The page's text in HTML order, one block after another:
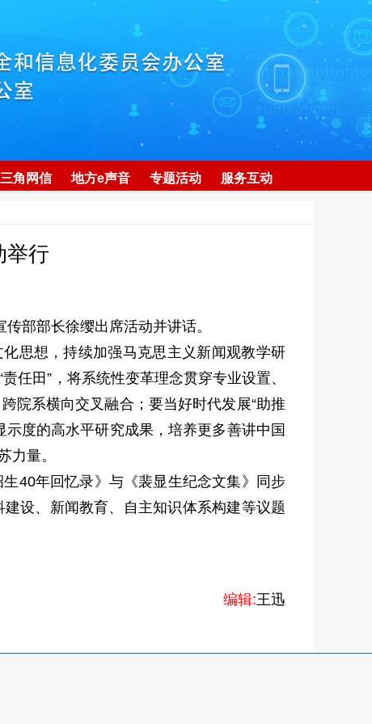
角网信 地方e声音 专题活动 服务互动
举行
部部长徐缨出席活动并讲话。
思想，持续加强马克思主义新闻观教学研
任田”，将系统性变革理念贯穿专业设置、
院系横向交叉融合；要当好时代发展“助推
度的高水平研究成果，培养更多善讲中国
力量。
年回忆录》与《裴显生纪念文集》同步
设、新闻教育、自主知识体系构建等议题
编辑:王迅